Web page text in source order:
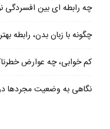
چه رابطه ای بین افسردگی
چگونه با زبان بدن، رابطه
کم خوابی، چه عوارض
نگاهی به وضعیت مجردها